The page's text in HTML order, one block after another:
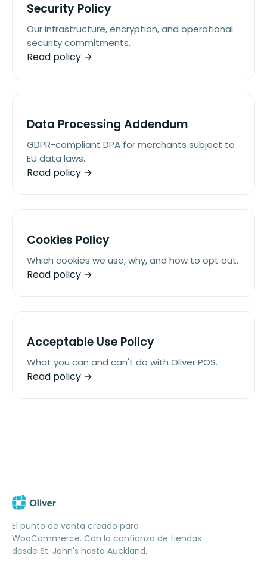
Security Policy
Our infrastructure, encryption, and operational
security commitments.
Read policy →
Data Processing Addendum
GDPR-compliant DPA for merchants subject to
EU data laws.
Read policy →
Cookies Policy
Which cookies we use, why, and how to opt out.
Read policy →
Acceptable Use Policy
What you can and can't do with Oliver POS.
Read policy →
El punto de venta creado para
WooCommerce. Con la confianza de tiendas
desde St. John's hasta Auckland.